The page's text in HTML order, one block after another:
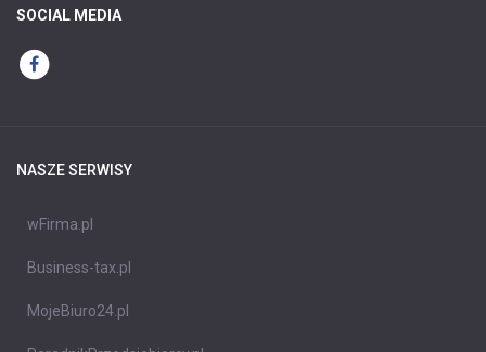
SOCIAL MEDIA
NASZE SERWISY
wFirma.pl
Business-tax.pl
MojeBiuro24.pl